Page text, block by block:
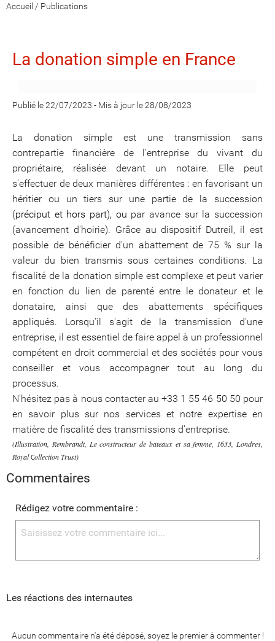
Accueil / Publications
La donation simple en France
Publié le 22/07/2023 - Mis à jour le 28/08/2023
La donation simple est une transmission sans
contrepartie financière de l'entreprise du vivant du
propriétaire, réalisée devant un notaire. Elle peut
s'effectuer de deux manières différentes : en favorisant un
héritier ou un tiers sur une partie de la succession
(préciput et hors part), ou par avance sur la succession
(avancement d'hoirie). Grâce au dispositif Dutreil, il est
possible de bénéficier d'un abattement de 75 % sur la
valeur du bien transmis sous certaines conditions. La
fiscalité de la donation simple est complexe et peut varier
en fonction du lien de parenté entre le donateur et le
donataire, ainsi que des abattements spécifiques
appliqués. Lorsqu'il s'agit de la transmission d'une
entreprise, il est essentiel de faire appel à un professionnel
compétent en droit commercial et des sociétés pour vous
conseiller et vous accompagner tout au long du
processus.
N'hésitez pas à nous contacter au +33 1 55 46 50 50 pour
en savoir plus sur nos services et notre expertise en
matière de fiscalité des transmissions d'entreprise.
(Illustration, Rembrandt, Le constructeur de bateaux et sa femme, 1633, Londres,
RoyalCollection Trust)
Commentaires
Rédigez votre commentaire :
Les réactions des internautes
Aucun commentaire n'a été déposé, soyez le premier à commenter !